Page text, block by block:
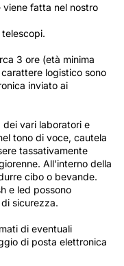
fatta nel nostro
3 ore (età minima
logistico sono
inviato ai
dei vari laboratori e
tono di voce, cautela
tassativamente
All'interno della
cibo o bevande.
e led possono
sicurezza.
di eventuali
di posta elettronica